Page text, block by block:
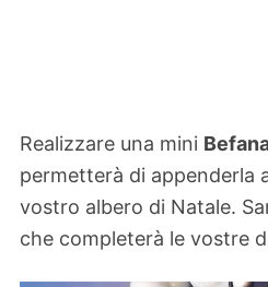
Realizzare una mini
permetterà di appenderla
vostro albero di Natale.
che completerà le vostre